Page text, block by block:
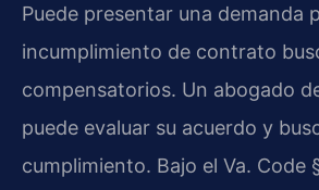
Puede presentar una demanda
incumplimiento de contrato
compensatorios. Un abogado
puede evaluar su acuerdo y
cumplimiento. Bajo el Va. Code